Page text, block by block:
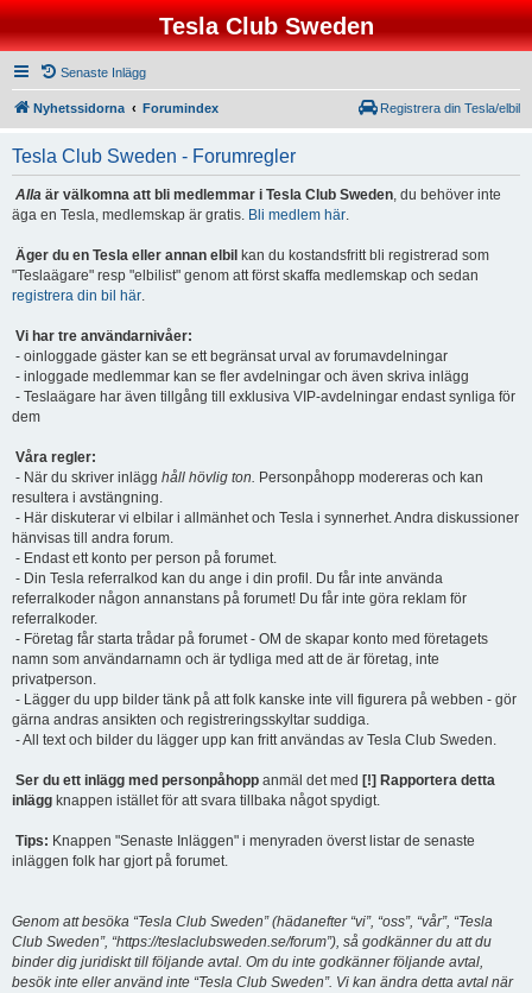
Tesla Club Sweden
Senaste Inlägg
Nyhetssidorna Forumindex Registrera din Tesla/elbil
Tesla Club Sweden - Forumregler
Alla är välkomna att bli medlemmar i Tesla Club Sweden, du behöver inte
äga en Tesla, medlemskap är gratis. Bli medlem här.
Äger du en Tesla eller annan elbil kan du kostandsfritt bli registrerad som
"Teslaägare" resp "elbilist" genom att först skaffa medlemskap och sedan
registrera din bil här.
Vi har tre användarnivåer:
- oinloggade gäster kan se ett begränsat urval av forumavdelningar
- inloggade medlemmar kan se fler avdelningar och även skriva inlägg
- Teslaägare har även tillgång till exklusiva VIP-avdelningar endast synliga för
dem
Våra regler:
- När du skriver inlägg håll hövlig ton. Personpåhopp modereras och kan
resultera i avstängning.
- Här diskuterar vi elbilar i allmänhet och Tesla i synnerhet. Andra diskussioner
hänvisas till andra forum.
- Endast ett konto per person på forumet.
- Din Tesla referralkod kan du ange i din profil. Du får inte använda
referralkoder någon annanstans på forumet! Du får inte göra reklam för
referralkoder.
- Företag får starta trådar på forumet - OM de skapar konto med företagets
namn som användarnamn och är tydliga med att de är företag, inte
privatperson.
- Lägger du upp bilder tänk på att folk kanske inte vill figurera på webben - gör
gärna andras ansikten och registreringsskyltar suddiga.
- All text och bilder du lägger upp kan fritt användas av Tesla Club Sweden.
Ser du ett inlägg med personpåhopp anmäl det med [!] Rapportera detta
inlägg knappen istället för att svara tillbaka något spydigt.
Tips: Knappen "Senaste Inläggen" i menyraden överst listar de senaste
inläggen folk har gjort på forumet.
Genom att besöka “Tesla Club Sweden” (hädanefter “vi”, “oss”, “vår”, “Tesla
Club Sweden”, “https://teslaclubsweden.se/forum”), så godkänner du att du
binder dig juridiskt till följande avtal. Om du inte godkänner följande avtal,
besök inte eller använd inte “Tesla Club Sweden”. Vi kan ändra detta avtal när